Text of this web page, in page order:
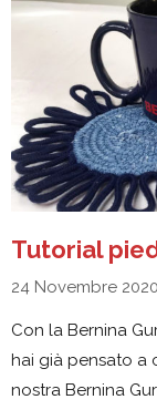
Tutorial
24 Novembre 2020
Con la Bernina
hai già pensato a
nostra Bernina